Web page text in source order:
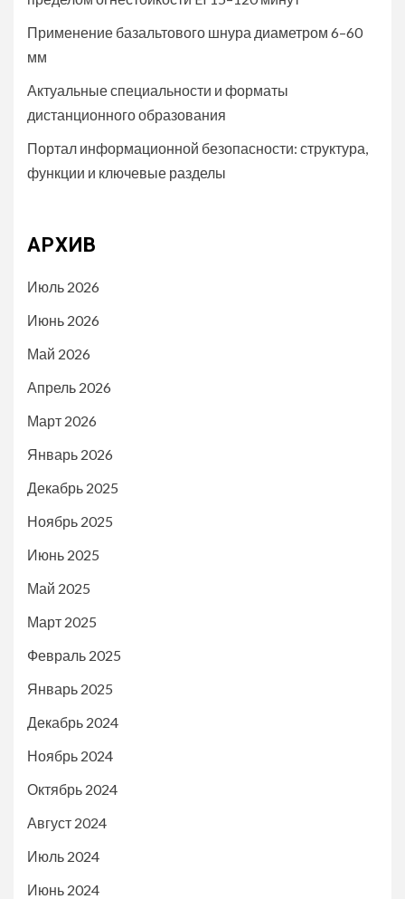
Применение базальтового шнура диаметром 6–60
мм
Актуальные специальности и форматы
дистанционного образования
Портал информационной безопасности: структура,
функции и ключевые разделы
АРХИВ
Июль 2026
Июнь 2026
Май 2026
Апрель 2026
Март 2026
Январь 2026
Декабрь 2025
Ноябрь 2025
Июнь 2025
Май 2025
Март 2025
Февраль 2025
Январь 2025
Декабрь 2024
Ноябрь 2024
Октябрь 2024
Август 2024
Июль 2024
Июнь 2024